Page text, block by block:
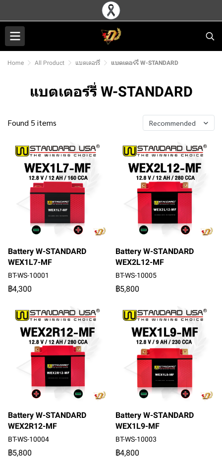
Home All Product แบตเตอร์รี่ แบตเตอร์รี่ W-STANDARD
แบตเตอร์รี่ W-STANDARD
Found 5 items Recommended
Battery W-STANDARD
WEX1L7-MF
BT-WS-10001
฿4,300
Battery W-STANDARD
WEX2L12-MF
BT-WS-10005
฿5,800
Battery W-STANDARD
WEX2R12-MF
BT-WS-10004
฿5,800
Battery W-STANDARD
WEX1L9-MF
BT-WS-10003
฿4,800